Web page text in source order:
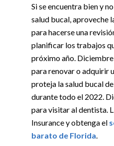
Si se encuentra bien y
salud bucal, aproveche
para hacerse una
planificar los trabajos
próximo año.
para renovar o adquirir
proteja la salud bucal
durante todo el 2022.
para visitar al dentista.
Insurance y obtenga el
barato de Florida.